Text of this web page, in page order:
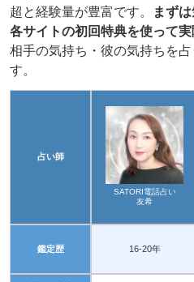
超と経験量が豊富です。
まず
各サイトの初回特典を使って
相手の気持ち・彼の気持ちを
す。
占い師
SATORI電話占い
友希
鑑定歴 16-20年